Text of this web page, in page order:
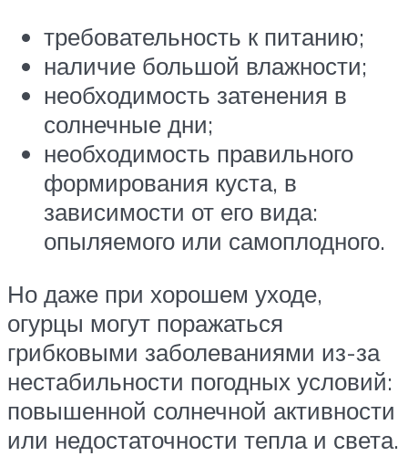
требовательность к питанию;
наличие большой влажности;
необходимость затенения в
солнечные дни;
необходимость правильного
формирования куста, в
зависимости от его вида:
опыляемого или самоплодного.
Но даже при хорошем уходе,
огурцы могут поражаться
грибковыми заболеваниями из-за
нестабильности погодных условий:
повышенной солнечной активности
или недостаточности тепла и света.